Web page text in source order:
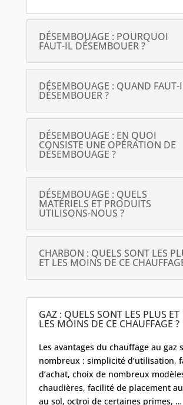
DÉSEMBOUAGE : POURQUOI
FAUT-IL DÉSEMBOUER ?
DÉSEMBOUAGE : QUAND FAUT-
DÉSEMBOUER ?
DÉSEMBOUAGE : EN QUOI
CONSISTE UNE OPÉRATION DE
DÉSEMBOUAGE ?
DÉSEMBOUAGE : QUELS
MATÉRIELS ET PRODUITS
UTILISONS-NOUS ?
CHARBON : QUELS SONT LES
ET LES MOINS DE CE
GAZ : QUELS SONT LES PLUS ET
LES MOINS DE CE CHAUFFAGE ?
Les avantages du chauffage au gaz
nombreux : simplicité d’utilisation,
d’achat, choix de nombreux
chaudières, facilité de placement
au sol, octroi de certaines primes, …